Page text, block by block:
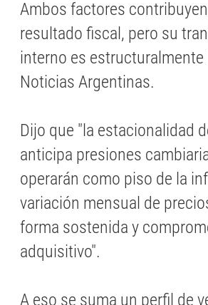
Ambos factores
resultado fiscal, pero su
interno es
Noticias Argentinas.
Dijo que "la estacionalidad
anticipa presiones
operarán como piso de la
variación mensual de
forma sostenida y
adquisitivo".
A eso se suma un perfil de